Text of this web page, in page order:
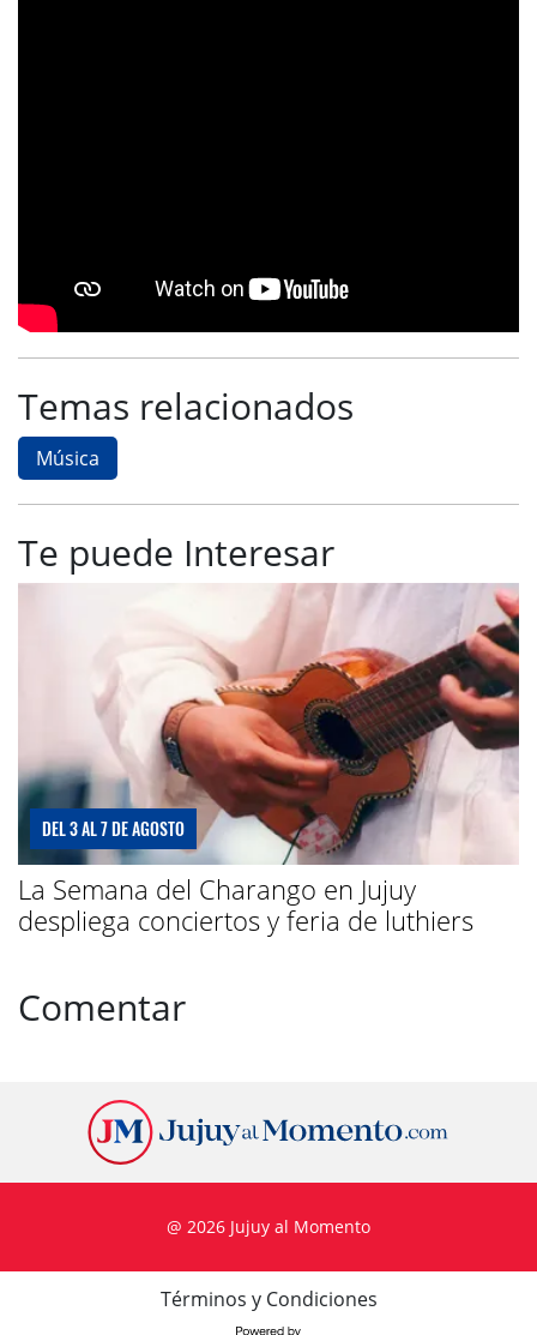
Temas relacionados
Música
Te puede Interesar
DEL 3 AL 7 DE AGOSTO
La Semana del Charango en Jujuy
despliega conciertos y feria de luthiers
Comentar
@ 2026 Jujuy al Momento
Términos y Condiciones